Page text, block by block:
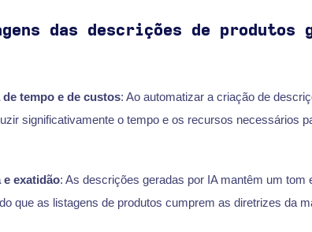
das descrições de produtos
de tempo e de custos: Ao automatizar a criação de
significativamente o tempo e os recursos necessários
e exatidão: As descrições geradas por IA mantêm um tom
que as listagens de produtos cumprem as diretrizes da